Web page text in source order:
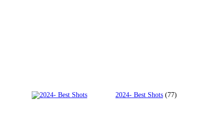
2024- Best Shots (77)